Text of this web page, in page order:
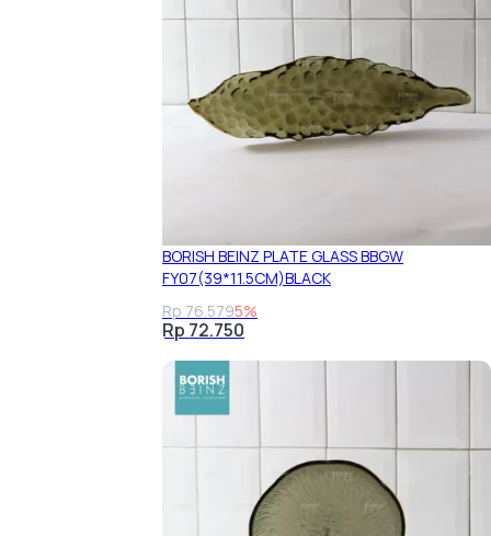
BORISH BEINZ PLATE GLASS BBGW
FY07(39*11.5CM)BLACK
Rp 76.5795%
Rp 72.750